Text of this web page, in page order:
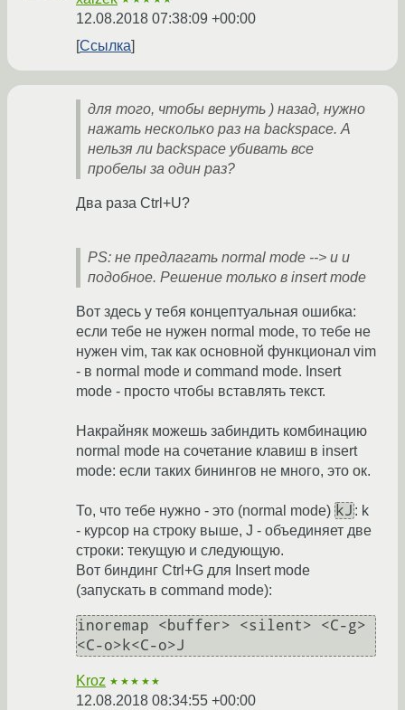
12.08.2018 07:38:09 +00:00
Ссылка
для того, чтобы вернуть ) назад, нужно
нажать несколько раз на backspace. А
нельзя ли backspace убивать все
пробелы за один раз?
Два раза Ctrl+U?
PS: не предлагать normal mode --> u и
подобное. Решение только в insert mode
Вот здесь у тебя концептуальная ошибка:
если тебе не нужен normal mode, то тебе не
нужен vim, так как основной функционал vim
- в normal mode и command mode. Insert
mode - просто чтобы вставлять текст.
Накрайняк можешь забиндить комбинацию
normal mode на сочетание клавиш в insert
mode: если таких бинингов не много, это ок.
То, что тебе нужно - это (normal mode) kJ : k
- курсор на строку выше, J - объединяет две
строки: текущую и следующую.
Вот биндинг Ctrl+G для Insert mode
(запускать в command mode):
inoremap <buffer> <silent> <C-g>
<C-o>k<C-o>J
Kroz ★★★★★
12.08.2018 08:34:55 +00:00